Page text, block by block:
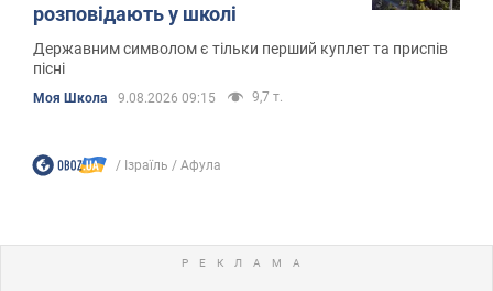
розповідають у школі
Державним символом є тільки перший куплет та приспів
пісні
Моя Школа 9.08.2026 09:15 9,7 т.
Ізраїль Афула